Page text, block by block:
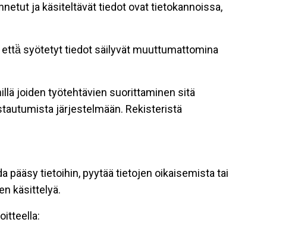
ja käsiteltävät tiedot ovat tietokannoissa,
syötetyt tiedot säilyvät muuttumattomina
joiden työtehtävien suorittaminen sitä
järjestelmään. Rekisteristä
pääsy tietoihin, pyytää tietojen oikaisemista tai
käsittelyä.